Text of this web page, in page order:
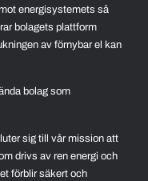
energisystemets så
bolagets plattform
av förnybar el kan
bolag som
sig till vår mission att
drivs av ren energi och
förblir säkert och